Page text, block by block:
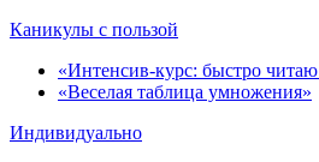
Каникулы с пользой
«Интенсив-курс: быстро
«Веселая таблица умножения»
Индивидуально